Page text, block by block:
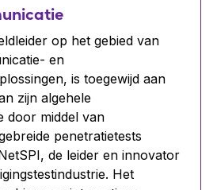
op het gebied van
en
is toegewijd aan
zijn algehele
door middel van
penetratietests
de leider en innovator
Het